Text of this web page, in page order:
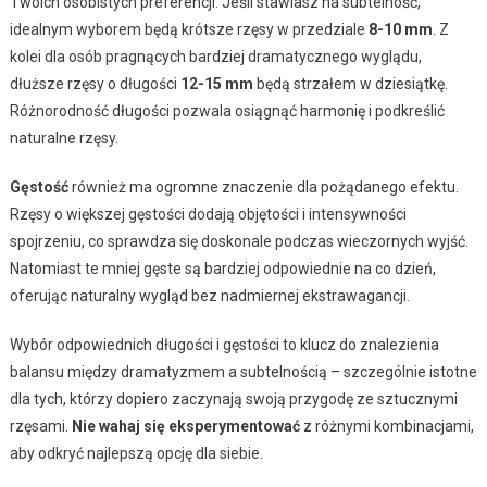
idealnym wyborem będą krótsze rzęsy w przedziale 8-10 mm . Z
kolei dla osób pragnących bardziej dramatycznego wyglądu,
dłuższe rzęsy o długości 12-15 mm będą strzałem w dziesiątkę.
Różnorodność długości pozwala osiągnąć harmonię i podkreślić
naturalne rzęsy.
Gęstośćrównież ma ogromne znaczenie dla pożądanego efektu.
Rzęsy o większej gęstości dodają objętości i intensywności
spojrzeniu, co sprawdza się doskonale podczas wieczornych wyjść.
Natomiast te mniej gęste są bardziej odpowiednie na co dzień,
oferując naturalny wygląd bez nadmiernej ekstrawagancji.
Wybór odpowiednich długości i gęstości to klucz do znalezienia
balansu między dramatyzmem a subtelnością – szczególnie istotne
dla tych, którzy dopiero zaczynają swoją przygodę ze sztucznymi
rzęsami.
Nie wahaj się eksperymentowaćz różnymi kombinacjami,
aby odkryć najlepszą opcję dla siebie.